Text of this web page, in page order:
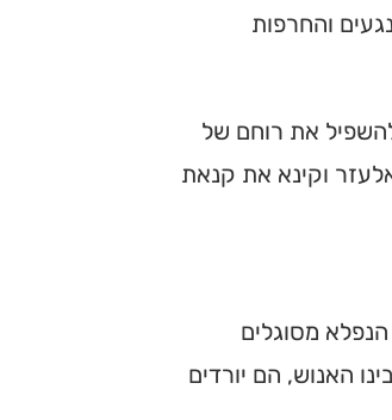
והחרפות
את רוחם של
וקינא את קנאת
מסוגלים
האנוש, הם יורדים